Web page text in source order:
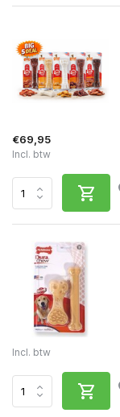
Incl. btw
€69,95
Incl. btw